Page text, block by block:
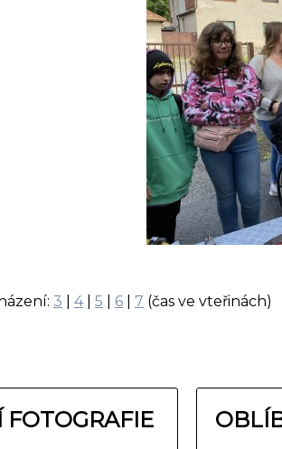
3 4| 5 6 7 (čas ve vteřinách)
FOTOGRAFIE